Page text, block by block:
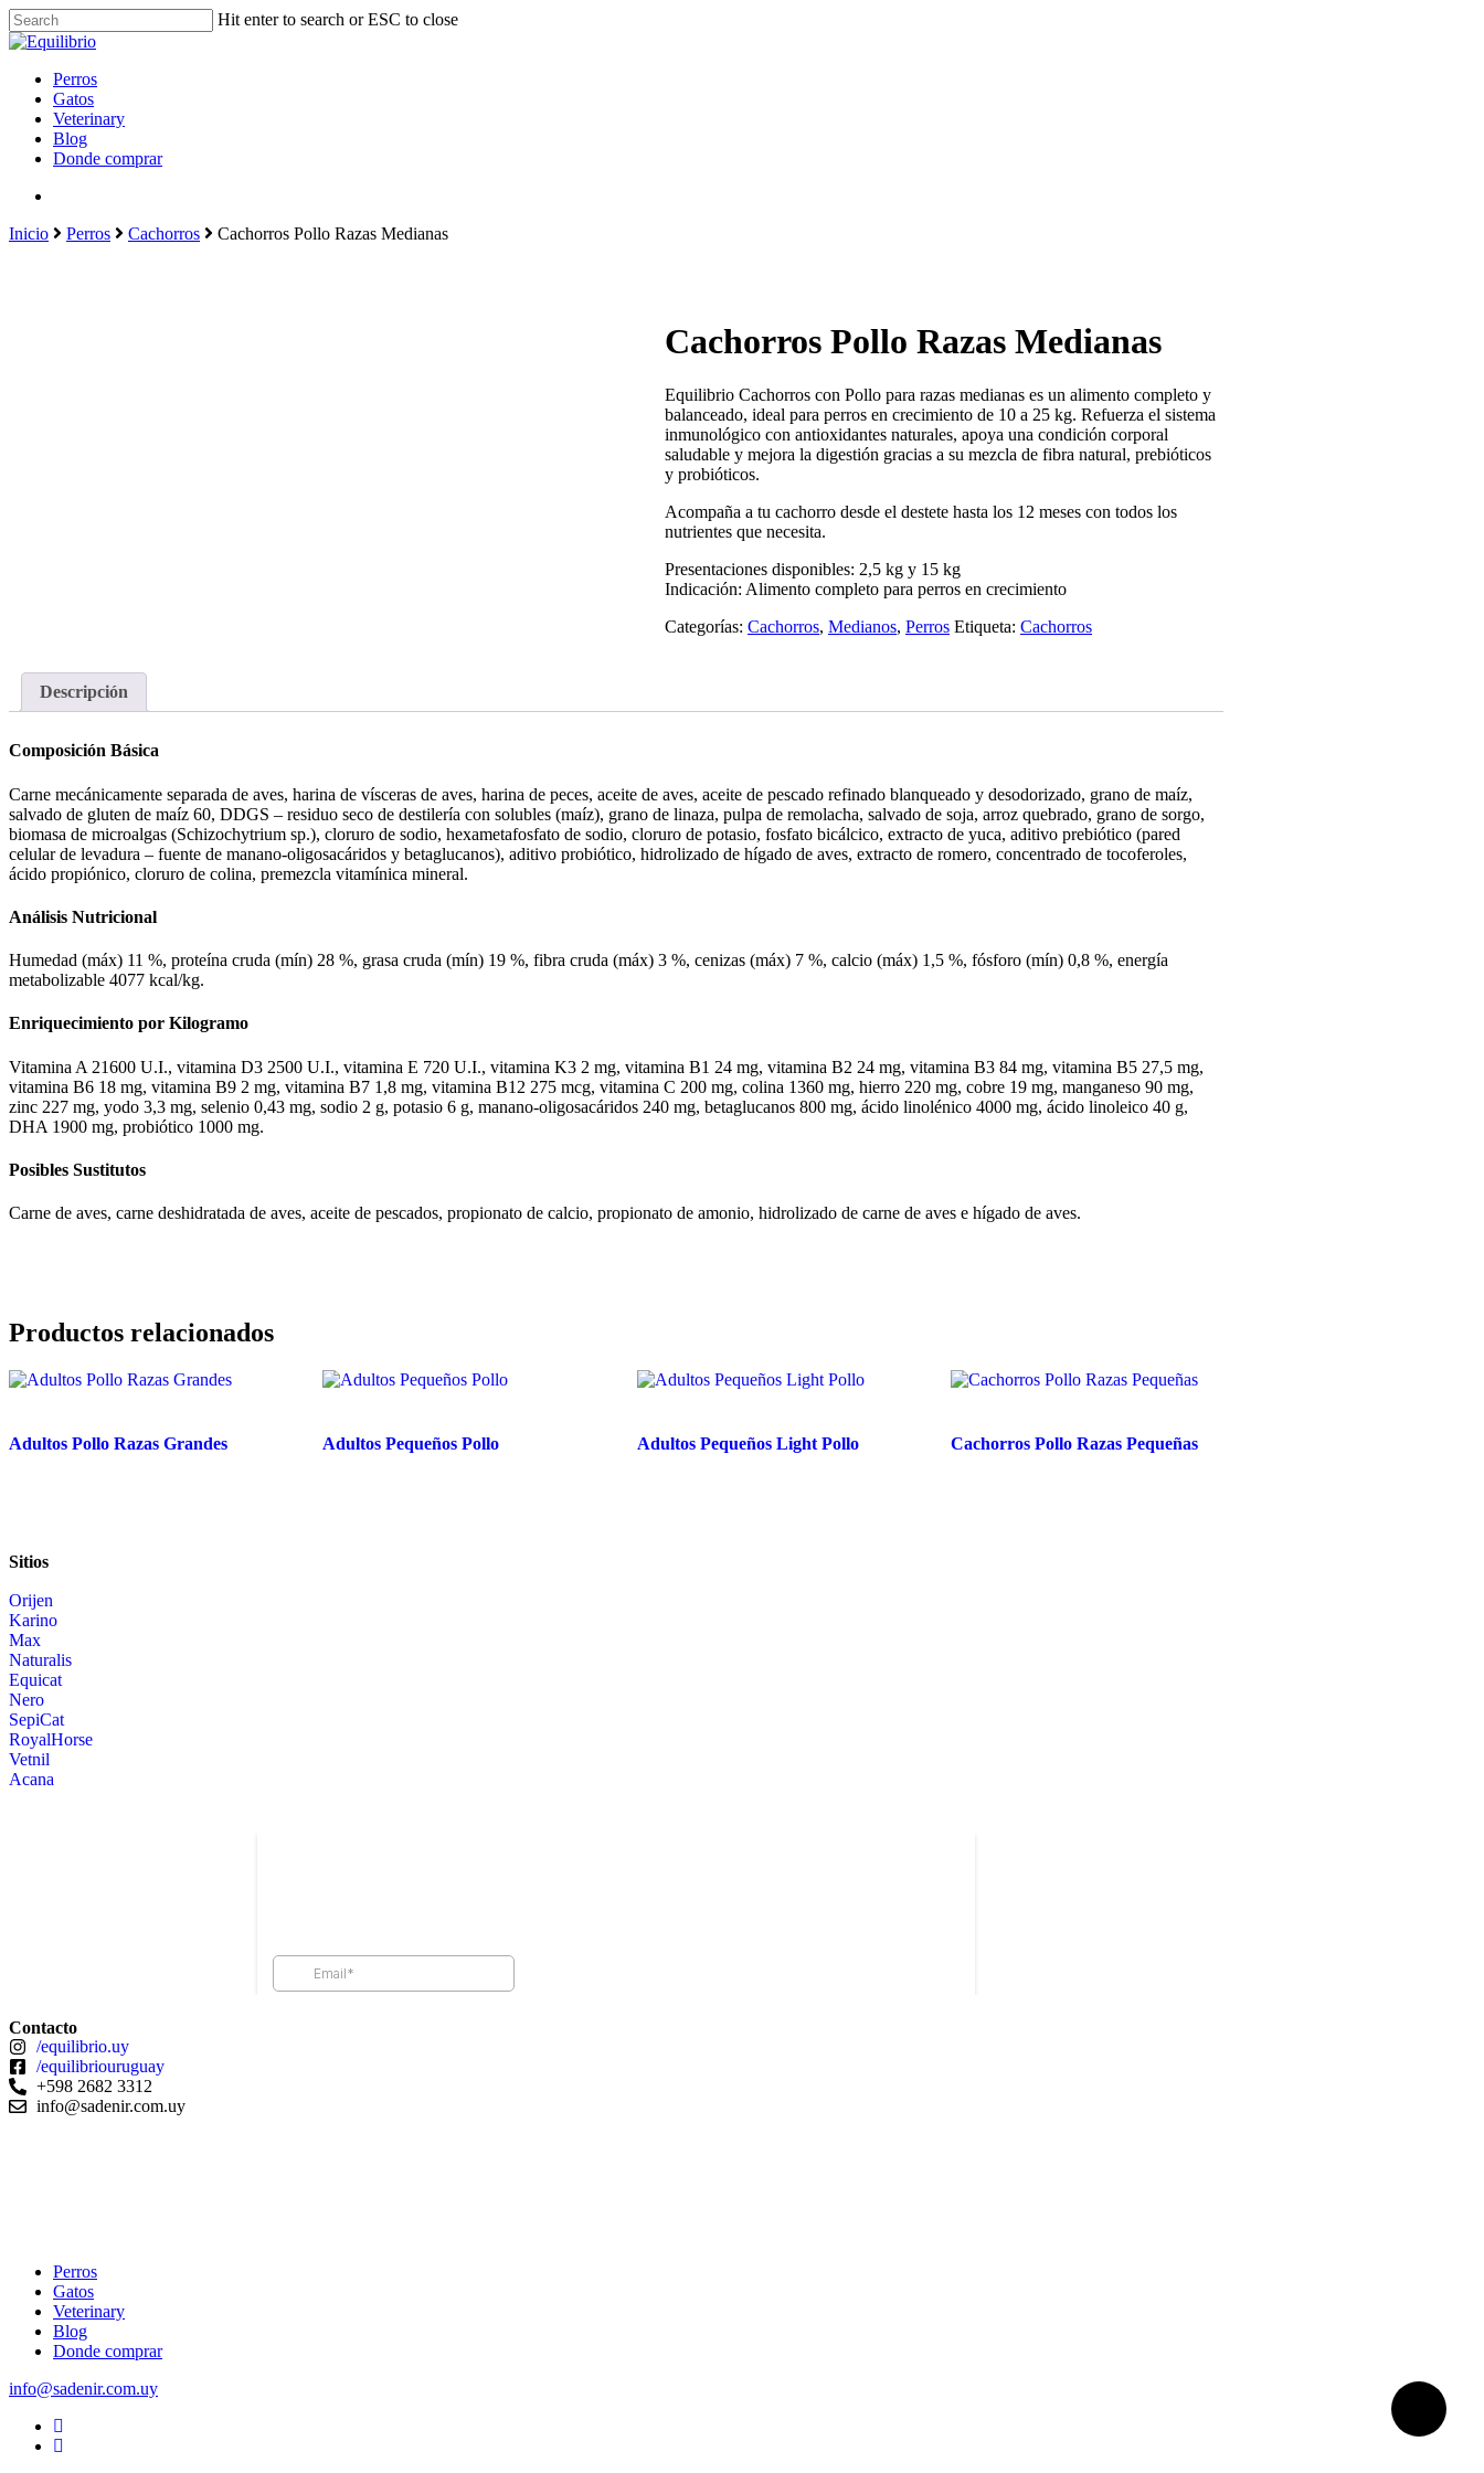
Hit enter to search or ESC to close
Perros
Gatos
Veterinary
Blog
Donde comprar
Inicio Perros Cachorros Cachorros Pollo Razas Medianas
Cachorros Pollo Razas Medianas
Equilibrio Cachorros con Pollo para razas medianas es un alimento completo y
balanceado, ideal para perros en crecimiento de 10 a 25 kg. Refuerza el sistema
inmunológico con antioxidantes naturales, apoya una condición corporal
saludable y mejora la digestión gracias a su mezcla de fibra natural, prebióticos
y probióticos.
Acompaña a tu cachorro desde el destete hasta los 12 meses con todos los
nutrientes que necesita.
Presentaciones disponibles: 2,5 kg y 15 kg
Indicación: Alimento completo para perros en crecimiento
Categorías: Cachorros, Medianos, Perros Etiqueta: Cachorros
Descripción
Composición Básica
Carne mecánicamente separada de aves, harina de vísceras de aves, harina de peces, aceite de aves, aceite de pescado refinado blanqueado y desodorizado, grano de maíz,
salvado de gluten de maíz 60, DDGS – residuo seco de destilería con solubles (maíz), grano de linaza, pulpa de remolacha, salvado de soja, arroz quebrado, grano de sorgo,
biomasa de microalgas (Schizochytrium sp.), cloruro de sodio, hexametafosfato de sodio, cloruro de potasio, fosfato bicálcico, extracto de yuca, aditivo prebiótico (pared
celular de levadura – fuente de manano-oligosacáridos y betaglucanos), aditivo probiótico, hidrolizado de hígado de aves, extracto de romero, concentrado de tocoferoles,
ácido propiónico, cloruro de colina, premezcla vitamínica mineral.
Análisis Nutricional
Humedad (máx) 11 %, proteína cruda (mín) 28 %, grasa cruda (mín) 19 %, fibra cruda (máx) 3 %, cenizas (máx) 7 %, calcio (máx) 1,5 %, fósforo (mín) 0,8 %, energía
metabolizable 4077 kcal/kg.
Enriquecimiento por Kilogramo
Vitamina A 21600 U.I., vitamina D3 2500 U.I., vitamina E 720 U.I., vitamina K3 2 mg, vitamina B1 24 mg, vitamina B2 24 mg, vitamina B3 84 mg, vitamina B5 27,5 mg,
vitamina B6 18 mg, vitamina B9 2 mg, vitamina B7 1,8 mg, vitamina B12 275 mcg, vitamina C 200 mg, colina 1360 mg, hierro 220 mg, cobre 19 mg, manganeso 90 mg,
zinc 227 mg, yodo 3,3 mg, selenio 0,43 mg, sodio 2 g, potasio 6 g, manano-oligosacáridos 240 mg, betaglucanos 800 mg, ácido linolénico 4000 mg, ácido linoleico 40 g,
DHA 1900 mg, probiótico 1000 mg.
Posibles Sustitutos
Carne de aves, carne deshidratada de aves, aceite de pescados, propionato de calcio, propionato de amonio, hidrolizado de carne de aves e hígado de aves.
Productos relacionados
Adultos Pollo Razas Grandes Adultos Pequeños Pollo Adultos Pequeños Light Pollo Cachorros Pollo Razas Pequeñas
Sitios
Orijen
Karino
Max
Naturalis
Equicat
Nero
SepiCat
RoyalHorse
Vetnil
Acana
Contacto
/equilibrio.uy
/equilibriouruguay
+598 2682 3312
info@sadenir.com.uy
Perros
Gatos
Veterinary
Blog
Donde comprar
info@sadenir.com.uy